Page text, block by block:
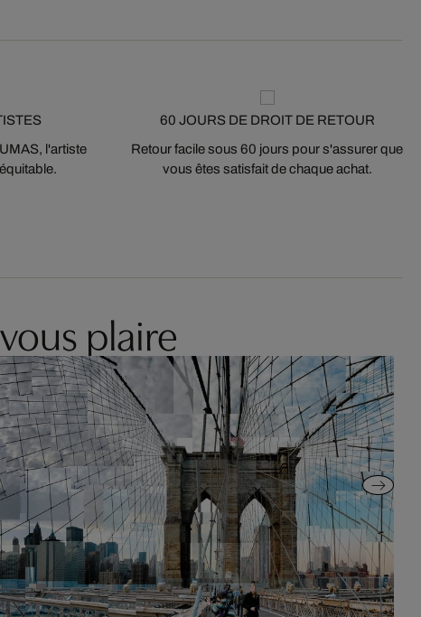
l'artiste
60 JOURS DE DROIT DE RETOUR
Retour facile sous 60 jours pour s'assurer que
vous êtes satisfait de chaque achat.
plaire